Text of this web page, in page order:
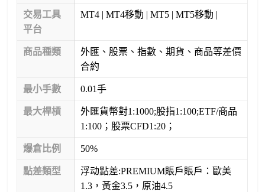
交易工具
平台
MT4 | MT4移動 | MT5 | MT5移動 |
商品種類
外匯、股票、指數、期貨、商品等差價
合約
最小手數 0.01手
最大桿槓
外匯貨幣對1:1000;股指1:100;ETF/商品
1:100；股票CFD1:20；
爆倉比例 50%
點差類型
浮动點差:PREMIUM賬戶賬戶：歐美
1.3，黃金3.5，原油4.5